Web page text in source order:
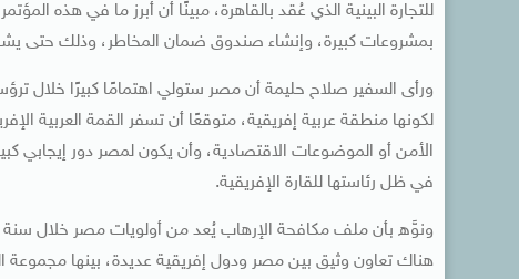
للتجارة البينية الذي عُقد بالقاهرة، مبينًا أن أبرز ما في هذه
بمشروعات كبيرة، وإنشاء صندوق ضمان المخاطر، وذلك حتى
ورأى السفير صلاح حليمة أن مصر ستولي اهتمامًا كبيرًا خلال
لكونها منطقة عربية إفريقية، متوقعًا أن تسفر القمة العربية
الأمن أو الموضوعات الاقتصادية، وأن يكون لمصر دور إيجابي
في ظل رئاستها للقارة الإفريقية.
ونوَّه بأن ملف مكافحة الإرهاب يُعد من أولويات مصر خلال سنة
هناك تعاون وثيق بين مصر ودول إفريقية عديدة، بينها